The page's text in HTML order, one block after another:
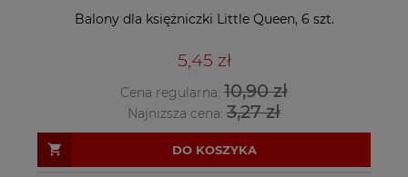
Balony dla księżniczki Little Queen, 6 szt.
5,45 zł
Cena regularna: 10,90 zł
Najniższa cena: 3,27 zł
DO KOSZYKA